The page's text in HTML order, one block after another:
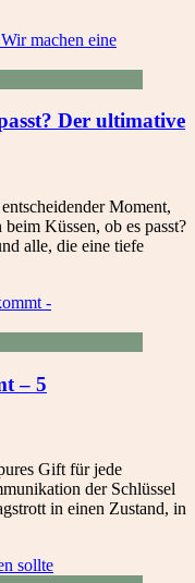
Der ultimative
Moment,
Küssen, ob es passt?
alle, die eine tiefe
– 5
Gift für jede
der Schlüssel
in einen Zustand, in